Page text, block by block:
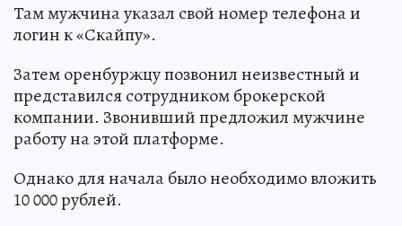
Там мужчина указал свой номер телефона и
логин к «Скайпу».
Затем оренбуржцу позвонил неизвестный и
представился сотрудником брокерской
компании. Звонивший предложил мужчине
работу на этой платформе.
Однако для начала было необходимо вложить
10 000 рублей.